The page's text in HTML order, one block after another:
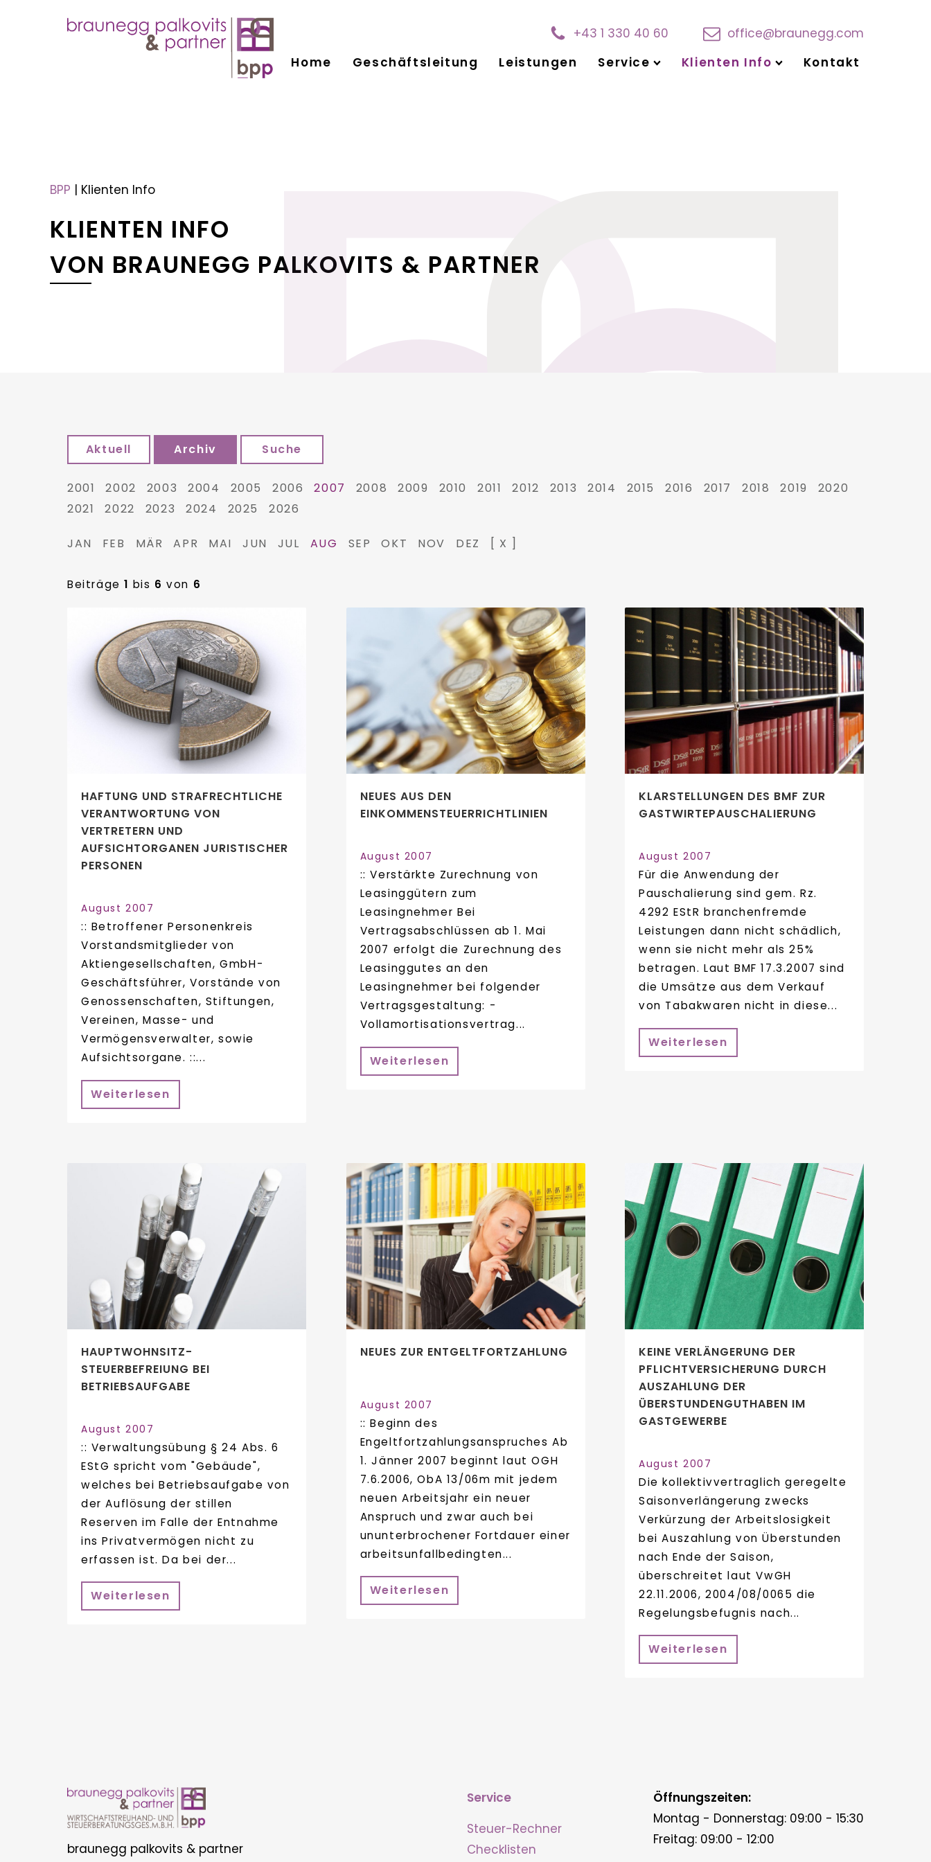
+43 1 330 40 60
office@braunegg.com
Home
Geschäftsleitung Leistungen Service Klienten Info Kontakt
BPP | Klienten Info
KLIENTEN INFO
VON BRAUNEGG PALKOVITS & PARTNER
Aktuell Archiv Suche
2001 2002 2003 2004 2005 2006 2007 2008 2009 2010 2011 2012 2013 2014 2015 2016 2017 2018 2019
2020
2021
2022 2023 2024 2025 2026
JAN FEB MÄR APR MAI JUN JUL AUG SEP OKT NOV DEZ [ X ]
Beiträge1 bis 6 von 6
HAFTUNG UND STRAFRECHTLICHE
VERANTWORTUNG VON
VERTRETERN UND
AUFSICHTORGANEN JURISTISCHER
PERSONEN
August 2007
:: Betroffener Personenkreis
Vorstandsmitglieder von
Aktiengesellschaften, GmbH-
Geschäftsführer, Vorstände von
Genossenschaften, Stiftungen,
Vereinen, Masse- und
Vermögensverwalter, sowie
Aufsichtsorgane. ::...
Weiterlesen
NEUES AUS DEN
EINKOMMENSTEUERRICHTLINIEN
August 2007
:: Verstärkte Zurechnung von
Leasinggütern zum
Leasingnehmer Bei
Vertragsabschlüssen ab 1. Mai
2007 erfolgt die Zurechnung des
Leasinggutes an den
Leasingnehmer bei folgender
Vertragsgestaltung: -
Vollamortisationsvertrag...
Weiterlesen
KLARSTELLUNGEN DES BMF ZUR
GASTWIRTEPAUSCHALIERUNG
August 2007
Für die Anwendung der
Pauschalierung sind gem. Rz.
4292 EStR branchenfremde
Leistungen dann nicht schädlich,
wenn sie nicht mehr als 25%
betragen. Laut BMF 17.3.2007 sind
die Umsätze aus dem Verkauf
von Tabakwaren nicht in diese...
Weiterlesen
HAUPTWOHNSITZ-
STEUERBEFREIUNG BEI
BETRIEBSAUFGABE
August 2007
:: Verwaltungsübung § 24 Abs. 6
EStG spricht vom "Gebäude",
welches bei Betriebsaufgabe von
der Auflösung der stillen
Reserven im Falle der Entnahme
ins Privatvermögen nicht zu
erfassen ist. Da bei der...
Weiterlesen
NEUES ZUR ENTGELTFORTZAHLUNG
August 2007
:: Beginn des
Engeltfortzahlungsanspruches Ab
1. Jänner 2007 beginnt laut OGH
7.6.2006, ObA 13/06m mit jedem
neuen Arbeitsjahr ein neuer
Anspruch und zwar auch bei
ununterbrochener Fortdauer einer
arbeitsunfallbedingten...
Weiterlesen
KEINE VERLÄNGERUNG DER
PFLICHTVERSICHERUNG DURCH
AUSZAHLUNG DER
ÜBERSTUNDENGUTHABEN IM
GASTGEWERBE
August 2007
Die kollektivvertraglich geregelte
Saisonverlängerung zwecks
Verkürzung der Arbeitslosigkeit
bei Auszahlung von Überstunden
nach Ende der Saison,
überschreitet laut VwGH
22.11.2006, 2004/08/0065 die
Regelungsbefugnis nach...
Weiterlesen
braunegg palkovits & partner
Service
Steuer-Rechner
Checklisten
Öffnungszeiten:
Montag - Donnerstag: 09:00 - 15:30
Freitag: 09:00 - 12:00